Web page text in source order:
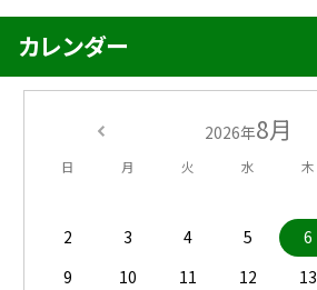
カレンダー
2026年8月
日 月 火 水 木
2
3 4 5 6
9
10 11 12 13